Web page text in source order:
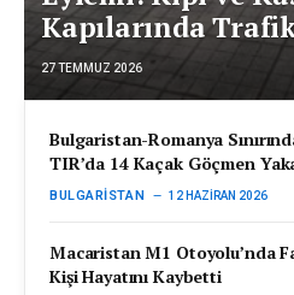
Kapılarında
27 TEMMUZ 2026
Bulgaristan-Romanya
TIR’da 14 Kaçak Göçmen
BULGARISTAN 12 HAZIRAN 2026
Macaristan M1 Otoyolu’nda
Kişi Hayatını Kaybetti